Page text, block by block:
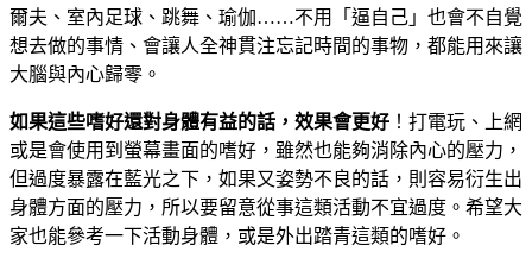
爾夫、室內足球、跳舞、瑜伽……不用「逼自己」也會不自覺
想去做的事情、會讓人全神貫注忘記時間的事物，都能用來讓
大腦與內心歸零。
如果這些嗜好還對身體有益的話，效果會更好 ！打電玩、上網
或是會使用到螢幕畫面的嗜好，雖然也能夠消除內心的壓力，
但過度暴露在藍光之下，如果又姿勢不良的話，則容易衍生出
身體方面的壓力，所以要留意從事這類活動不宜過度。希望大
家也能參考一下活動身體，或是外出踏青這類的嗜好。